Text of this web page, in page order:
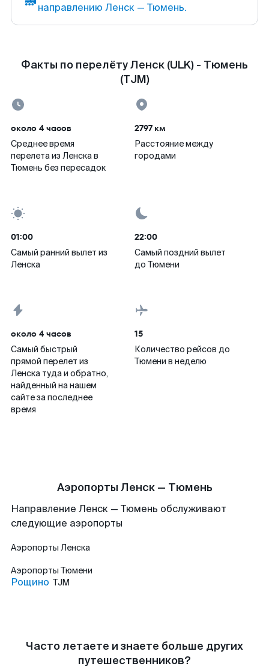
направлению Ленск — Тюмень.
Факты по перелёту Ленск (ULK) - Тюмень
(TJM)
около 4 часов
Среднее время
перелета из Ленска в
Тюмень без пересадок
2797 км
Расстояние между
городами
01:00
Самый ранний вылет из
Ленска
22:00
Самый поздний вылет
до Тюмени
около 4 часов
Самый быстрый
прямой перелет из
Ленска туда и обратно,
найденный на нашем
сайте за последнее
время
15
Количество рейсов до
Тюмени в неделю
Аэропорты Ленск — Тюмень
Направление Ленск — Тюмень обслуживают
следующие аэропорты
Аэропорты Ленска
Аэропорты Тюмени
Рощино TJM
Часто летаете и знаете больше других
путешественников?